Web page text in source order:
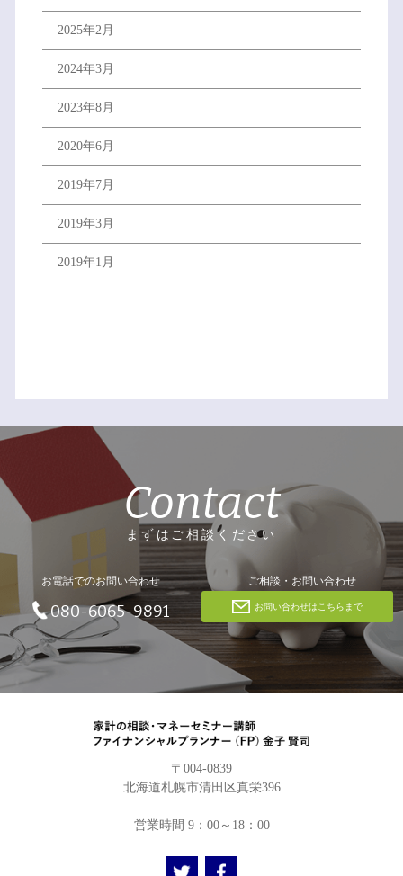
2025年2月
2024年3月
2023年8月
2020年6月
2019年7月
2019年3月
2019年1月
Contact
まずはご相談ください
お電話でのお問い合わせ
080-6065-9891
ご相談・お問い合わせ
お問い合わせはこちらまで
〒004-0839
北海道札幌市清田区真栄396
営業時間 9：00～18：00